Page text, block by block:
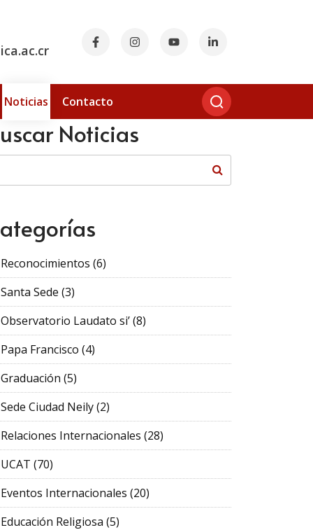
Noticias Contacto
Noticias
Reconocimientos (6)
Santa Sede (3)
Observatorio Laudato si’(8)
Papa Francisco (4)
Graduación (5)
Sede Ciudad Neily(2)
Relaciones Internacionales (28)
UCAT (70)
Eventos Internacionales (20)
Educación Religiosa (5)